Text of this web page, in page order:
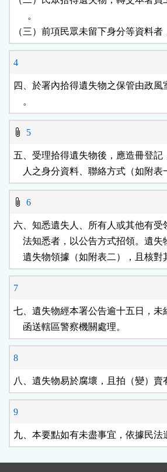
      。
（三）前項民眾未留下身分等資料者
4
四、於署內拾得遺失物之保管由政
    。
5
五、受理拾得遺失物後，應造冊登
人之身分資料、聯絡方式（如附表
6
六、知悉遺失人、所有人或其他有
法知悉者，以公告方式招領。遺
遺失物領據（如附表二），且核
7
七、遺失物經本署公告逾十五日，
    函送轄區警察機關處理。
8
八、遺失物易於腐壞，且拍（變）
9
九、本要點如有未盡事宜，依據民